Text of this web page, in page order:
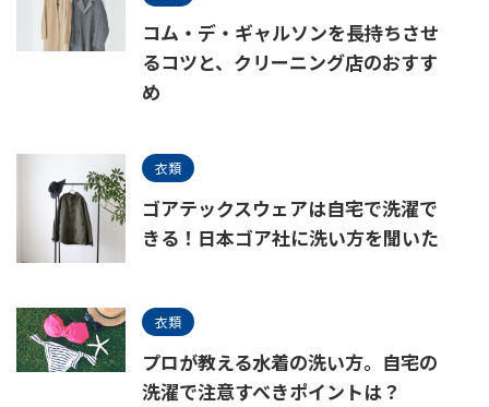
コム・デ・ギャルソンを長持ちさせ
るコツと、クリーニング店のおすす
め
衣類
ゴアテックスウェアは自宅で洗濯で
きる！日本ゴア社に洗い方を聞いた
衣類
プロが教える水着の洗い方。自宅の
洗濯で注意すべきポイントは？